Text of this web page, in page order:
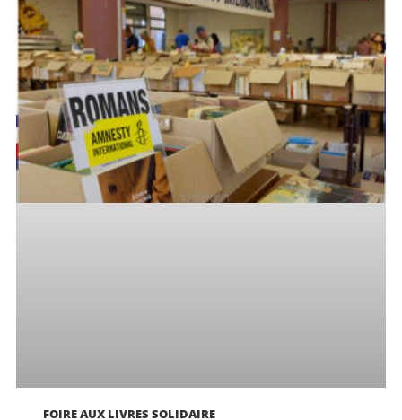
FOIRE AUX LIVRES SOLIDAIRE